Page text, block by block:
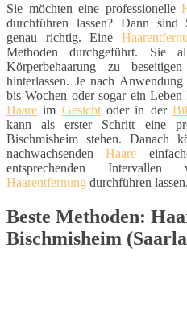
Sie möchten eine professionelle
durchführen lassen? Dann sind
genau richtig. Eine
Methoden durchgeführt. Sie
Körperbehaarung zu
hinterlassen. Je nach
bis Wochen oder sogar ein Leben
Haare im Gesichtoder in der
kann als erster Schritt eine
Bischmisheim stehen. Danach
nachwachsendenHaare
entsprechenden
Haarentfernung durchführen lassen.
Beste Methoden:
Bischmisheim